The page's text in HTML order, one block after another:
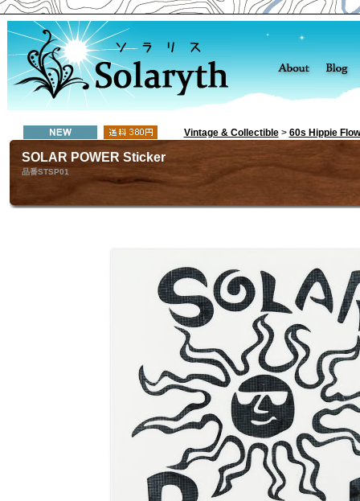
Vintage & Collectible> 60s Hippie
SOLAR POWER Sticker
品番STSP01